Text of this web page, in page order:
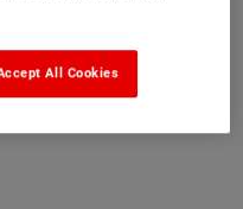
All Cookies